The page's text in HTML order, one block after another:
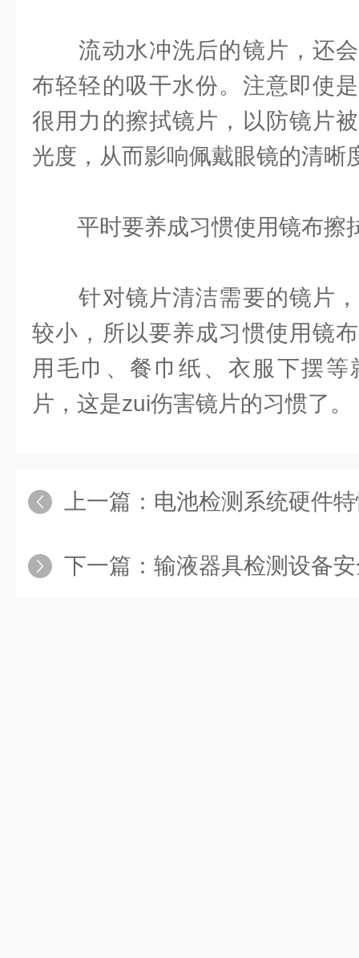
流动水冲洗后的镜片，还会
布轻轻的吸干水份。注意即使
很用力的擦拭镜片，以防镜片
光度，从而影响佩戴眼镜的清晰
平时要养成习惯使用镜布擦
针对镜片清洁需要的镜片，
较小，所以要养成习惯使用镜
用毛巾、餐巾纸、衣服下摆
片，这是zui伤害镜片的习惯了。
上一篇： 电池检测系统硬件
下一篇： 输液器具检测设备